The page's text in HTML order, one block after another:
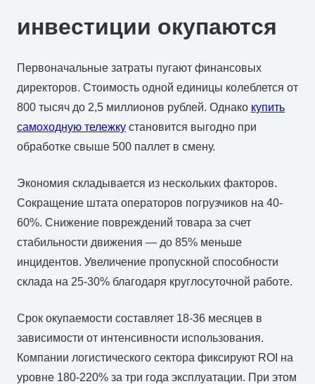
инвестиции окупаются
Первоначальные затраты пугают финансовых
директоров. Стоимость одной единицы колеблется от
800 тысяч до 2,5 миллионов рублей. Однако купить
самоходную тележку становится выгодно при
обработке свыше 500 паллет в смену.
Экономия складывается из нескольких факторов.
Сокращение штата операторов погрузчиков на 40-
60%. Снижение повреждений товара за счет
стабильности движения — до 85% меньше
инцидентов. Увеличение пропускной способности
склада на 25-30% благодаря круглосуточной работе.
Срок окупаемости составляет 18-36 месяцев в
зависимости от интенсивности использования.
Компании логистического сектора фиксируют ROI на
уровне 180-220% за три года эксплуатации. При этом